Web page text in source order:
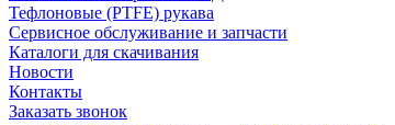
Тефлоновые (PTFE) рукава
Сервисное обслуживание и запчасти
Каталоги для скачивания
Новости
Контакты
Заказать звонок